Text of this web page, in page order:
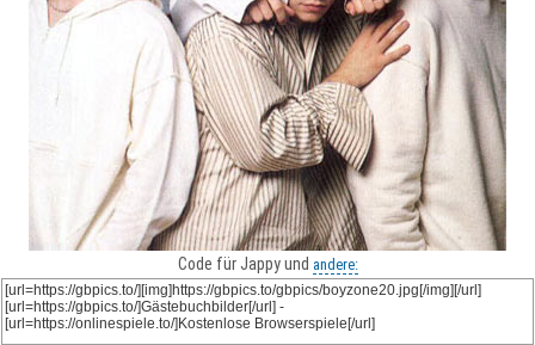
Code für Jappy und andere: